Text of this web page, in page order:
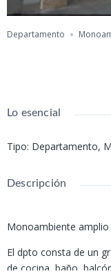
Departamento
Lo esencial
Tipo: Departamento,
Descripción
Monoambiente
El dpto consta de un
de cocina, baño,